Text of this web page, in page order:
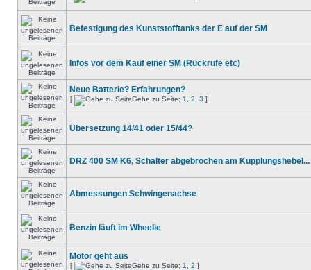
Befestigung des Kunststofftanks der E auf der SM
Infos vor dem Kauf einer SM (Rückrufe etc)
Neue Batterie? Erfahrungen?
[ Gehe zu Seite: 1 2 3 ]
Übersetzung 14/41 oder 15/44?
DRZ 400 SM K6, Schalter abgebrochen am Kupplungshebel...
Abmessungen Schwingenachse
Benzin läuft im Wheelie
Motor geht aus
[ Gehe zu Seite: 1 2 ]